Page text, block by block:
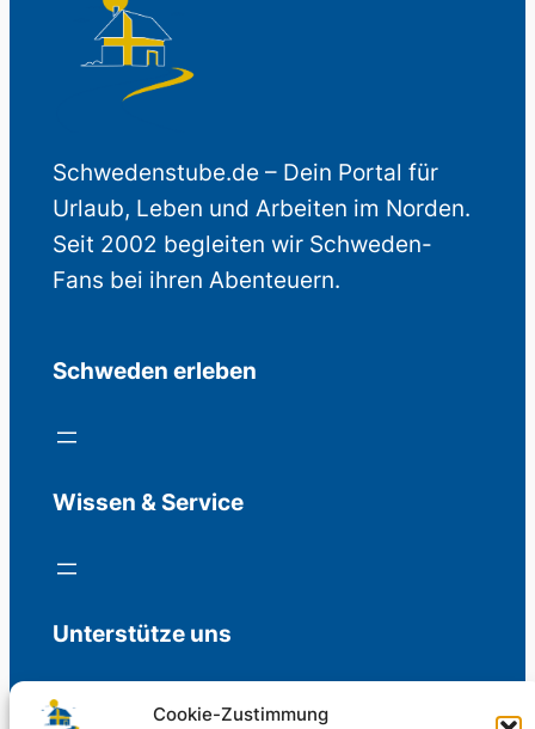
Cookie-Zustimmung
Schwedenstube.de – Dein Portal für
Urlaub, Leben und Arbeiten im Norden.
Seit 2002 begleiten wir Schweden-
Fans bei ihren Abenteuern.
Schweden erleben
Wissen & Service
Unterstütze uns